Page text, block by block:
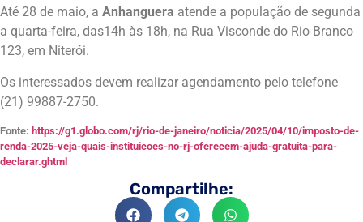
Até 28 de maio, a Anhanguera atende a população de segunda
a quarta-feira, das14h às 18h, na Rua Visconde do Rio Branco
123, em Niterói.
Os interessados devem realizar agendamento pelo telefone
(21) 99887-2750.
Fonte: https://g1.globo.com/rj/rio-de-janeiro/noticia/2025/04/10/imposto-de-
renda-2025-veja-quais-instituicoes-no-rj-oferecem-ajuda-gratuita-para-
declarar.ghtml
Compartilhe: